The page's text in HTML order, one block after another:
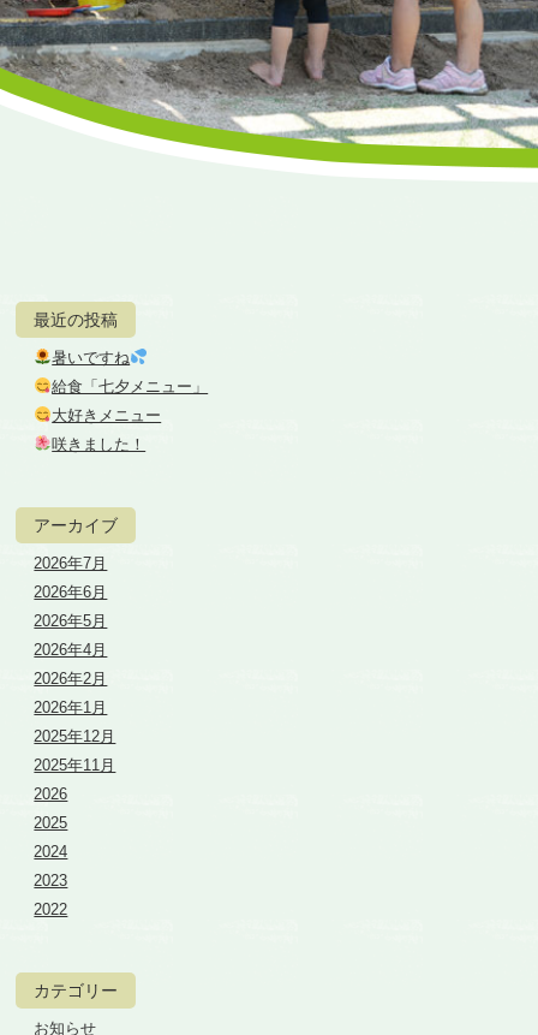
最近の投稿
暑いですね
給食「七夕メニュー」
大好きメニュー
咲きました！
アーカイブ
2026年7月
2026年6月
2026年5月
2026年4月
2026年2月
2026年1月
2025年12月
2025年11月
2026
2025
2024
2023
2022
カテゴリー
お知らせ